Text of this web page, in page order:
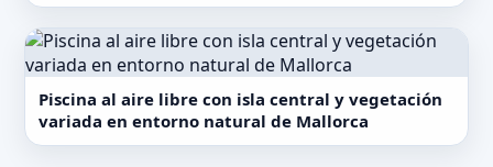
Piscina al aire libre con isla central y vegetación
variada en entorno natural de Mallorca